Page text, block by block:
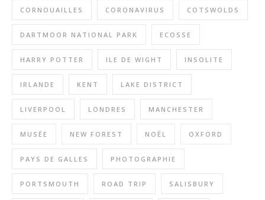
CORNOUAILLES CORONAVIRUS COTSWOLDS
DARTMOOR NATIONAL PARK ECOSSE
HARRY POTTER ILE DE WIGHT INSOLITE
IRLANDE KENT LAKE DISTRICT
LIVERPOOL LONDRES MANCHESTER
MUSÉE NEW FOREST NOËL OXFORD
PAYS DE GALLES PHOTOGRAPHIE
PORTSMOUTH ROAD TRIP SALISBURY